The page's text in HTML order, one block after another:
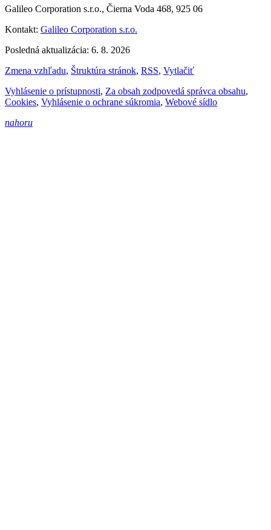
Galileo Corporation s.r.o., Čierna Voda 468, 925 06
Kontakt: Galileo Corporation s.r.o.
Posledná aktualizácia: 6. 8. 2026
Zmena vzhľadu, Štruktúra stránok, RSS, Vytlačiť
Vyhlásenie o prístupnosti, Za obsah zodpovedá správca obsahu,
Cookies, Vyhlásenie o ochrane súkromia, Webové sídlo
nahoru